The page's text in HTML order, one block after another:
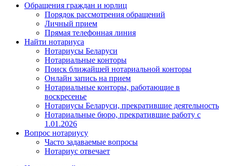
Обращения граждан и юрлиц
Порядок рассмотрения обращений
Личный прием
Прямая телефонная линия
Найти нотариуса
Нотариусы Беларуси
Нотариальные конторы
Поиск ближайшей нотариальной конторы
Онлайн запись на прием
Нотариальные конторы, работающие в
воскресенье
Нотариусы Беларуси, прекратившие деятельность
Нотариальные бюро, прекратившие работу с
1.01.2026
Вопрос нотариусу
Часто задаваемые вопросы
Нотариус отвечает